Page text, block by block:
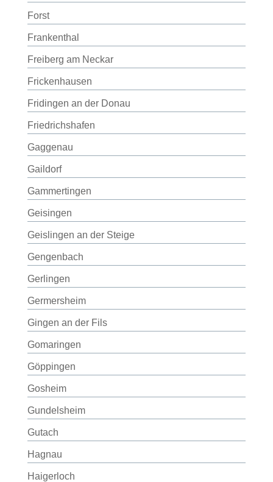
Forst
Frankenthal
Freiberg am Neckar
Frickenhausen
Fridingen an der Donau
Friedrichshafen
Gaggenau
Gaildorf
Gammertingen
Geisingen
Geislingen an der Steige
Gengenbach
Gerlingen
Germersheim
Gingen an der Fils
Gomaringen
Göppingen
Gosheim
Gundelsheim
Gutach
Hagnau
Haigerloch